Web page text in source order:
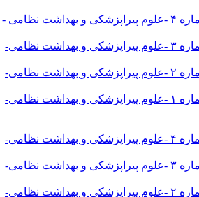
دوره ۱۸ - شماره ۴ -علوم پیراپزشکی و بهداشت نظامی -
دوره ۱۸ - شماره ۳ -علوم پیراپزشکی و بهداشت نظامی-
دوره ۱۸ - شماره ۲ -علوم پیراپزشکی و بهداشت نظامی-
دوره ۱۸ - شماره ۱ -علوم پیراپزشکی و بهداشت نظامی-
دوره ۱۷ - شماره ۴ -علوم پیراپزشکی و بهداشت نظامی-
دوره ۱۷ - شماره ۳ -علوم پیراپزشکی و بهداشت نظامی-
دوره ۱۷ - شماره ۲ -علوم پیراپزشکی و بهداشت نظامی-